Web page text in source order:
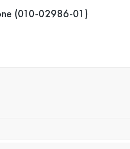
(010-02986-01)